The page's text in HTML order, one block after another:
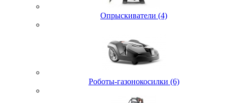
Опрыскиватели (4)
Роботы-газонокосилки (6)